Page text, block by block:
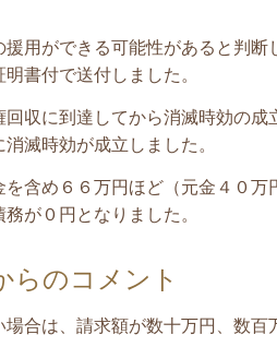
援用ができる可能性があると判
書付で送付しました。
収に到達してから消滅時効の
滅時効が成立しました。
含め６６ 万円ほど（元金４０万
が０円となりました。
らのコメント
合は、請求額が数十万円、数